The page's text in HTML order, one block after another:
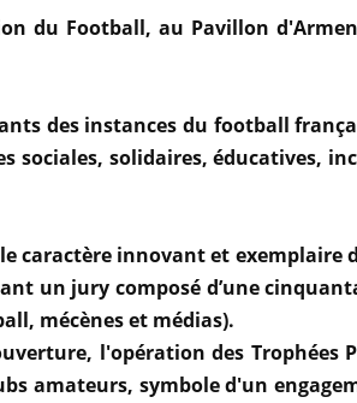
du Football, au Pavillon
des instances du football
sociales, solidaires, éducatives,
caractère innovant et exemplaire
un jury composé d’une
mécènes et médias).
l'opération des Trophées
amateurs, symbole d'un